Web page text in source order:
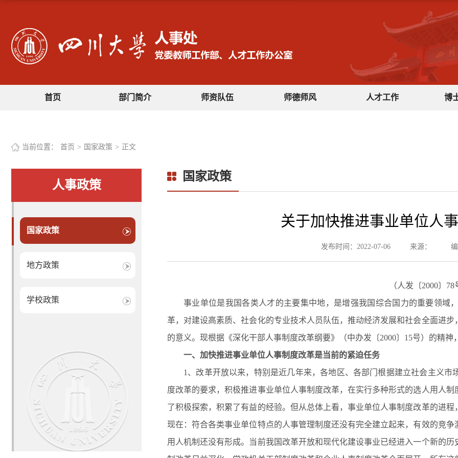
首页 部门简介 师资队伍 师德师风 人才工作 博
当前位置： 首页 > 国家政策 > 正文
人事政策
国家政策
地方政策
学校政策
国家政策
关于加快推进事业单位人
发布时间：2022-07-06 来源：
（人发〔2000〕78
事业单位是我国各类人才的主要集中地，是增强我国综合国力的重要领域
革，对建设高素质、社会化的专业技术人员队伍，推动经济发展和社会全面进
的意义。现根据《深化干部人事制度改革纲要》（中办发〔2000〕15号）的精
一、 加快推进事业单位人事制度改革是当前的紧迫任务
1、改革开放以来，特别是近几年来，各地区、各部门根据建立社会主义
度改革的要求，积极推进事业单位人事制度改革，在实行多种形式的选人用人
了积极探索，积累了有益的经验。但从总体上看，事业单位人事制度改革的进
现在：符合各类事业单位特点的人事管理制度还没有完全建立起来，有效的竞
用人机制还没有形成。当前我国改革开放和现代化建设事业已经进入一个新的